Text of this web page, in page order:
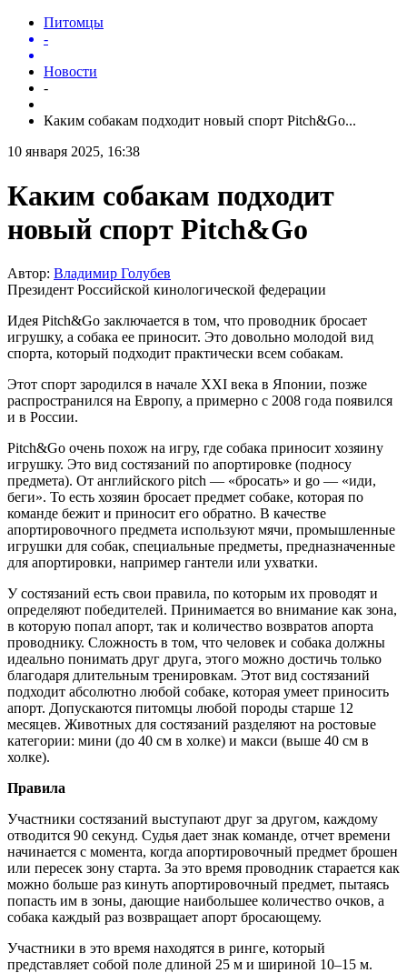
Питомцы
-
Новости
-
Каким собакам подходит новый спорт Pitch&Go...
10 января 2025, 16:38
Каким собакам подходит
новый спорт Pitch&Go
Автор: Владимир Голубев
Президент Российской кинологической федерации
Идея Pitch&Go заключается в том, что проводник бросает
игрушку, а собака ее приносит. Это довольно молодой вид
спорта, который подходит практически всем собакам.
Этот спорт зародился в начале XXI века в Японии, позже
распространился на Европу, а примерно с 2008 года появился
и в России.
Pitch&Go очень похож на игру, где собака приносит хозяину
игрушку. Это вид состязаний по апортировке (подносу
предмета). От английского pitch — «бросать» и go — «иди,
беги». То есть хозяин бросает предмет собаке, которая по
команде бежит и приносит его обратно. В качестве
апортировочного предмета используют мячи, промышленные
игрушки для собак, специальные предметы, предназначенные
для апортировки, например гантели или ухватки.
У состязаний есть свои правила, по которым их проводят и
определяют победителей. Принимается во внимание как зона,
в которую попал апорт, так и количество возвратов апорта
проводнику. Сложность в том, что человек и собака должны
идеально понимать друг друга, этого можно достичь только
благодаря длительным тренировкам. Этот вид состязаний
подходит абсолютно любой собаке, которая умеет приносить
апорт. Допускаются питомцы любой породы старше 12
месяцев. Животных для состязаний разделяют на ростовые
категории: мини (до 40 см в холке) и макси (выше 40 см в
холке).
Правила
Участники состязаний выступают друг за другом, каждому
отводится 90 секунд. Судья дает знак команде, отчет времени
начинается с момента, когда апортировочный предмет брошен
или пересек зону старта. За это время проводник старается как
можно больше раз кинуть апортировочный предмет, пытаясь
попасть им в зоны, дающие наибольшее количество очков, а
собака каждый раз возвращает апорт бросающему.
Участники в это время находятся в ринге, который
представляет собой поле длиной 25 м и шириной 10–15 м.